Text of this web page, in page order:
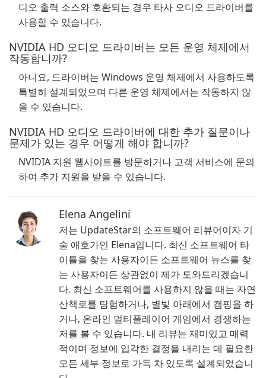
디오 출력 소스와 호환되는 경우 타사 오디오 드라이버를
사용할 수 있습니다.
NVIDIA HD 오디오 드라이버는 모든 운영 체제에서
작동합니까?
아니요, 드라이버는 Windows 운영 체제에서 사용하도록
특별히 설계되었으며 다른 운영 체제에서는 작동하지 않
을 수 있습니다.
NVIDIA HD 오디오 드라이버에 대한 추가 질문이나
문제가 있는 경우 어떻게 해야 합니까?
NVIDIA 지원 웹사이트를 방문하거나 고객 서비스에 문의
하여 추가 지원을 받을 수 있습니다.
Elena Angelini
저는 UpdateStar의 소프트웨어 리뷰어이자 기
술 애호가인 Elena입니다. 최신 소프트웨어 타
이틀을 찾는 사용자이든 소프트웨어 뉴스를 찾
는 사용자이든 상관없이 제가 도와드리겠습니
다. 최신 소프트웨어를 사용하지 않을 때는 자연
산책로를 탐험하거나, 별빛 아래에서 캠핑을 하
거나, 온라인 멀티플레이어 게임에서 경쟁하는
저를 볼 수 있습니다. 내 리뷰는 재미있고 매력
적이며 정보에 입각한 결정을 내리는 데 필요한
모든 세부 정보로 가득 차 있도록 설계되었습니